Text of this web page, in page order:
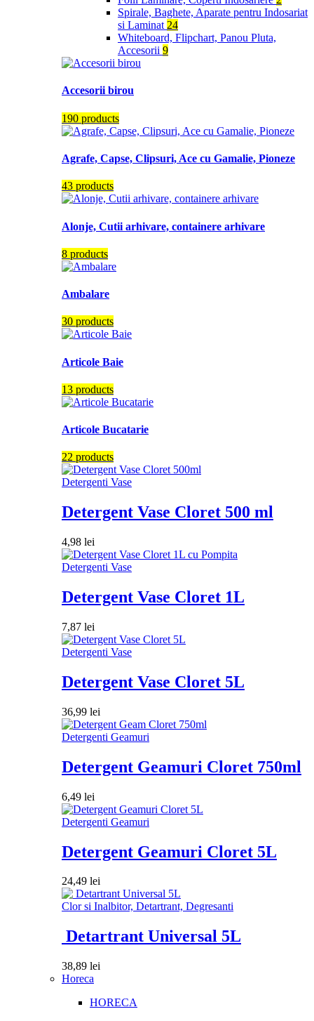
Spirale, Baghete, Aparate pentru Indosariat
si Laminat 24
Whiteboard, Flipchart, Panou Pluta,
Accesorii 9
Accesorii birou
190 products
Agrafe, Capse, Clipsuri, Ace cu Gamalie, Pioneze
43 products
Alonje, Cutii arhivare, containere arhivare
8 products
Ambalare
30 products
Articole Baie
13 products
Articole Bucatarie
22 products
Detergenti Vase
Detergent Vase Cloret 500 ml
4,98 lei
Detergenti Vase
Detergent Vase Cloret 1L
7,87 lei
Detergenti Vase
Detergent Vase Cloret 5L
36,99 lei
Detergenti Geamuri
Detergent Geamuri Cloret 750ml
6,49 lei
Detergenti Geamuri
Detergent Geamuri Cloret 5L
24,49 lei
Clor si Inalbitor, Detartrant, Degresanti
Detartrant Universal 5L
38,89 lei
Horeca
HORECA